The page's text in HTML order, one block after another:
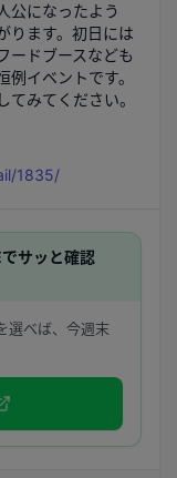
公になったよう
ります。初日には
ードブースなども
イベントです。
みてください。
1835/
サッと確認
選べば、今週末